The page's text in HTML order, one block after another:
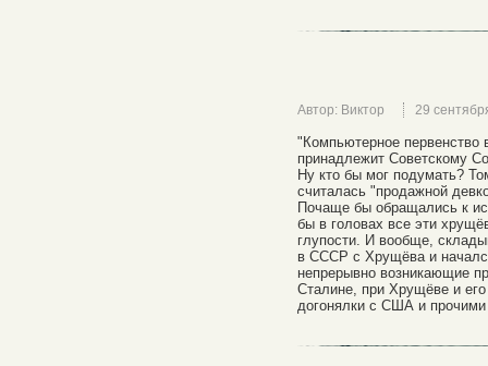
Автор: Виктор 29
"Компьютерное первенство
принадлежит Советскому
Ну кто бы мог подумать?
считалась "продажной
Почаще бы обращались к
бы в головах все эти
глупости. И вообще,
в СССР с Хрущёва и
непрерывно возникающие
Сталине, при Хрущёве и
догонялки с США и